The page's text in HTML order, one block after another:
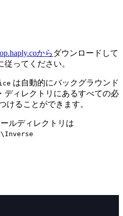
から ダウンロードして
ってください。
は自動的にバックグラウンド
ディレクトリにあるすべての必
けることができます。
ルディレクトリは